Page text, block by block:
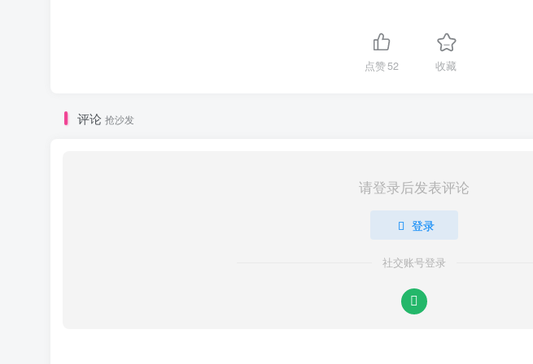
点赞52 收藏
评论 抢沙发
请登录后发表评论
登录
社交账号登录